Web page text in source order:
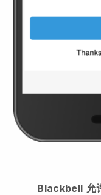
Blackbell 允